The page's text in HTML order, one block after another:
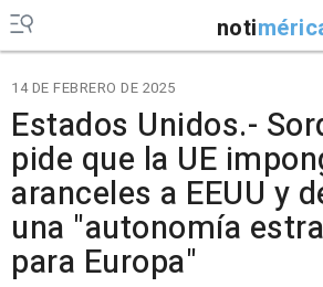
noti
14 DE FEBRERO DE 2025
Estados Unidos.-
pide que la UE
aranceles a EEUU y
una "autonomía
para Europa"